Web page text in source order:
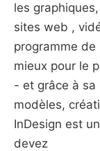
les
sites web ,
programme de
mieux pour le
- et grâce à
modèles,
InDesign est
devez